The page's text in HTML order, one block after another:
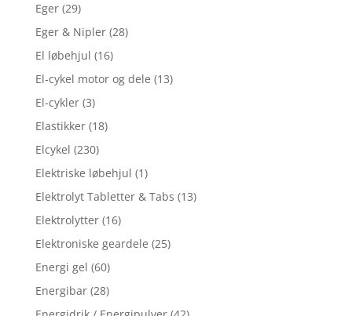
Eger (29)
Eger & Nipler (28)
El løbehjul (16)
El-cykel motor og dele (13)
El-cykler (3)
Elastikker (18)
Elcykel (230)
Elektriske løbehjul (1)
Elektrolyt Tabletter & Tabs (13)
Elektrolytter (16)
Elektroniske geardele (25)
Energi gel (60)
Energibar (28)